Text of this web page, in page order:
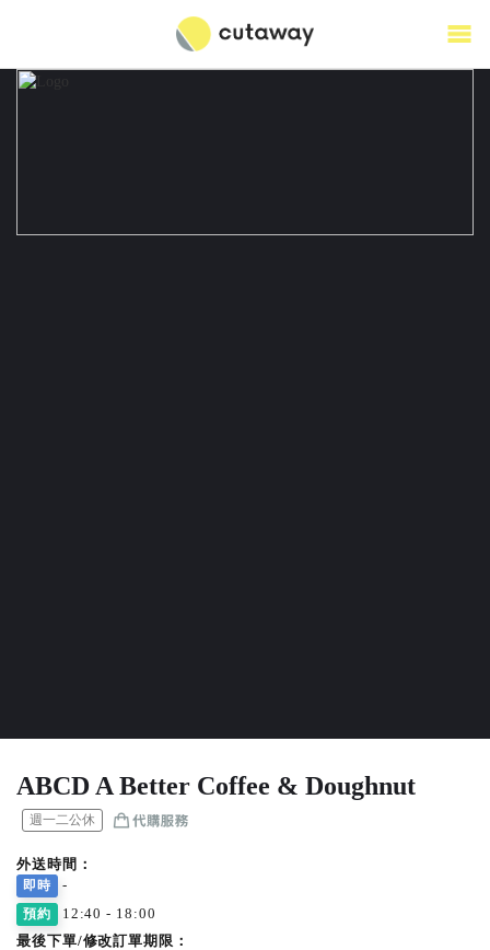
ABCD A Better Coffee & Doughnut
週一二公休
外送時間：
即時 -
預約
12:40 - 18:00
最後下單/修改訂單期限：